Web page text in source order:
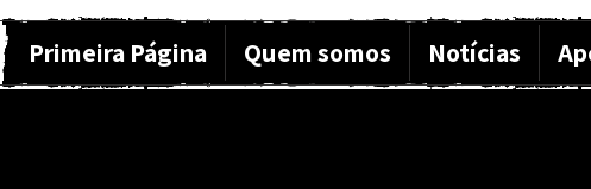
Primeira Página Quem somos Notícias